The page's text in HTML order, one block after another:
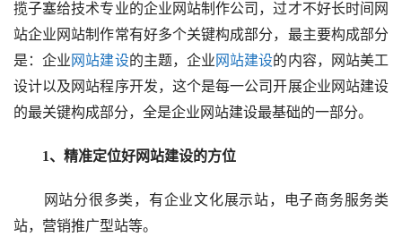
揽子塞给技术专业的企业网站制作公司，过才不好长时间网
站企业网站制作常有好多个关键构成部分，最主要构成部分
是：企业 网站建设的主题，企业 网站建设的内容，网站美工
设计以及网站程序开发，这个是每一公司开展企业网站建设
的最关键构成部分，全是企业网站建设最基础的一部分。
1、精准定位好网站建设的方位
网站分很多类，有企业文化展示站，电子商务服务类
站，营销推广型站等。